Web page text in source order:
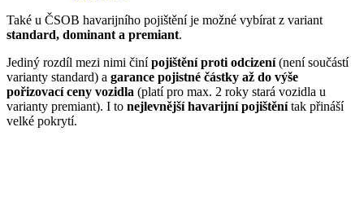
Také u ČSOB havarijního pojištění je možné vybírat z variant
standard, dominant a premiant.
Jediný rozdíl mezi nimi činípojištění proti odcizení(není součástí
varianty standard) a garance pojistné částky až do výše
pořizovací ceny vozidla (platí pro max. 2 roky stará vozidla u
varianty premiant). I to nejlevnější havarijní pojištěnítak přináší
velké pokrytí.